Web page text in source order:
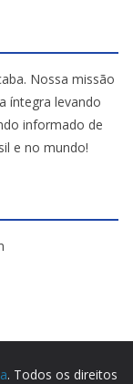
Nossa missão
íntegra levando
informado de
e no mundo!
. Todos os direitos